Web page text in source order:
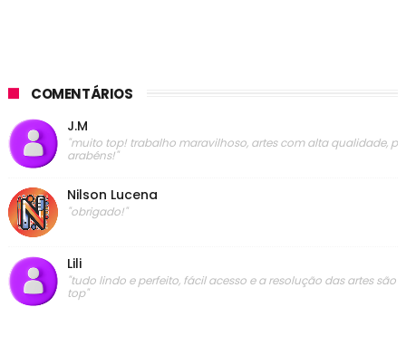
COMENTÁRIOS
J.M
"muito top! trabalho maravilhoso, artes com alta qualidade, p
arabéns!"
Nilson Lucena
"obrigado!"
Lili
"tudo lindo e perfeito, fácil acesso e a resolução das artes são
top"